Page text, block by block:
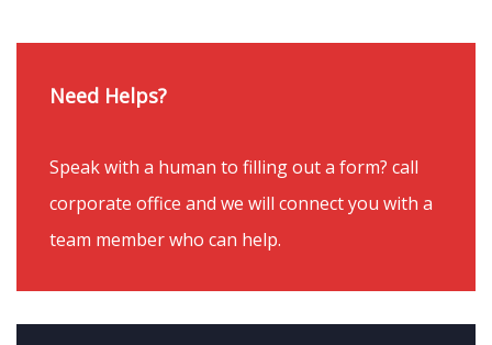
Need Helps?
Speak with a human to filling out a form? call
corporate office and we will connect you with a
team member who can help.